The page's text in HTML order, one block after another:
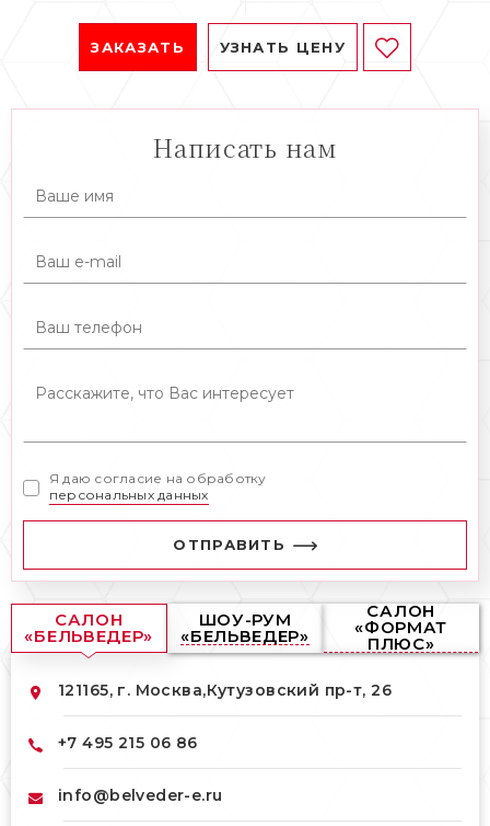
ЗАКАЗАТЬ УЗНАТЬ ЦЕНУ
Написать нам
Я даю согласие на обработку
персональных данных
ОТПРАВИТЬ
САЛОН
«БЕЛЬВЕДЕР»
ШОУ-РУМ
«БЕЛЬВЕДЕР»
САЛОН
«ФОРМАТ
ПЛЮС»
121165, г. Москва,Кутузовский пр-т, 26
+7 495 215 06 86
info@belveder-e.ru